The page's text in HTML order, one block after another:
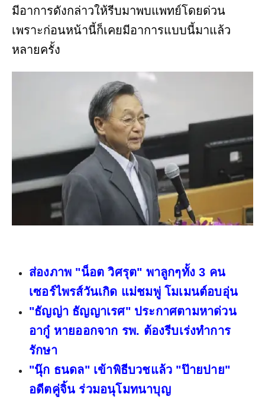
มีอาการดังกล่าวให้รีบมาพบแพทย์โดยด่วน
เพราะก่อนหน้านี้ก็เคยมีอาการแบบนี้มาแล้ว
หลายครั้ง
ส่องภาพ "น็อต วิศรุต" พาลูกๆทั้ง 3 คน
เซอร์ไพรส์วันเกิด แม่ชมพู่ โมเมนต์อบอุ่น
"ธัญญ่า ธัญญาเรศ" ประกาศตามหาด่วน
อากู๋ หายออกจาก รพ. ต้องรีบเร่งทำการ
รักษา
"นุ๊ก ธนดล" เข้าพิธีบวชแล้ว "ป๊ายปาย"
อดีตคู่จิ้น ร่วมอนุโมทนาบุญ